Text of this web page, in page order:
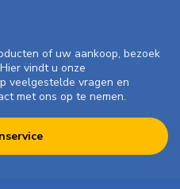
of uw aankoop, bezoek
vindt u onze
veelgestelde vragen en
met ons op te nemen.